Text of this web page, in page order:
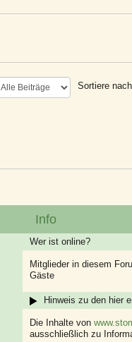
Sortiere
Info
Wer ist online?
Mitglieder in diesem
Gäste
Hinweis zu den hier
Die Inhalte von
ausschließlich zu